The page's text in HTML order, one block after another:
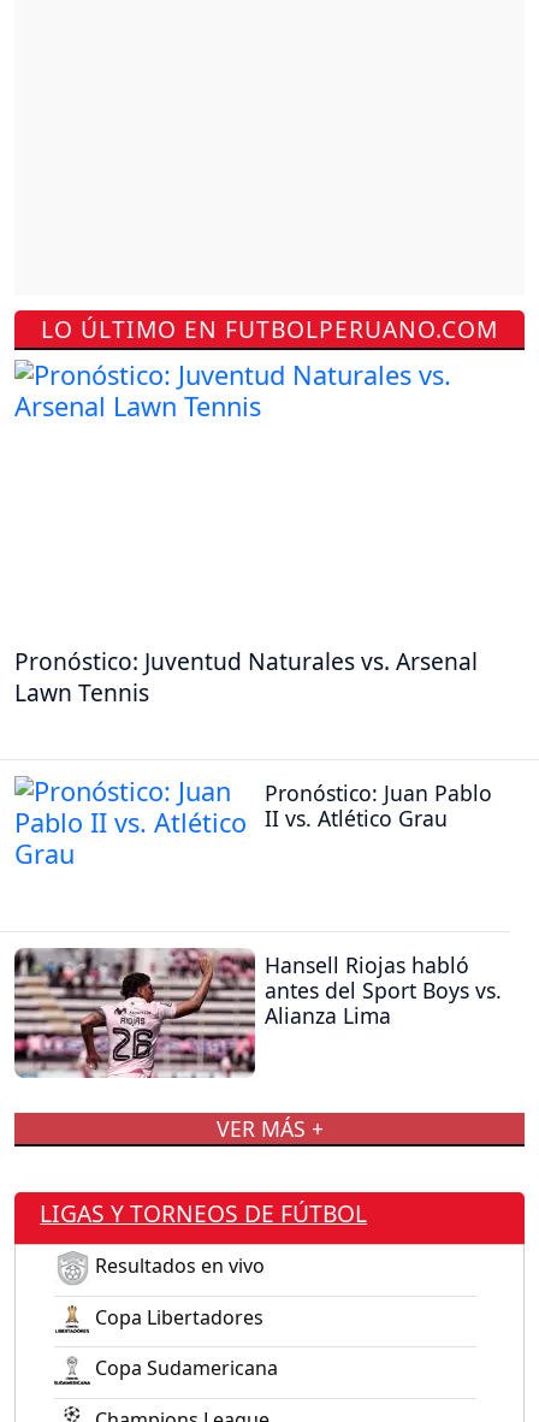
LO ÚLTIMO EN FUTBOLPERUANO.COM
Pronóstico: Juventud Naturales vs. Arsenal
Lawn Tennis
Pronóstico: Juan Pablo
II vs. Atlético Grau
Hansell Riojas habló
antes del Sport Boys vs.
Alianza Lima
VER MÁS +
LIGAS Y TORNEOS DE FÚTBOL
Resultados en vivo
Copa Libertadores
Copa Sudamericana